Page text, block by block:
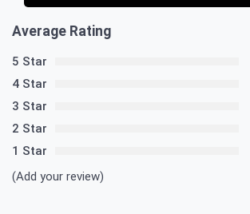
Average Rating
5 Star
4 Star
3 Star
2 Star
1 Star
(Add your review)